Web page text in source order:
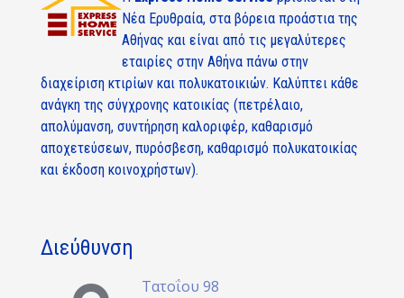
Νέα Ερυθραία, στα βόρεια προάστια της
Αθήνας και είναι από τις μεγαλύτερες
εταιρίες στην Αθήνα πάνω στην
διαχείριση κτιρίων και πολυκατοικιών. Καλύπτει κάθε
ανάγκη της σύγχρονης κατοικίας (πετρέλαιο,
απολύμανση, συντήρηση καλοριφέρ, καθαρισμό
αποχετεύσεων, πυρόσβεση, καθαρισμό πολυκατοικίας
και έκδοση κοινοχρήστων).
Διεύθυνση
Τατοΐου 98